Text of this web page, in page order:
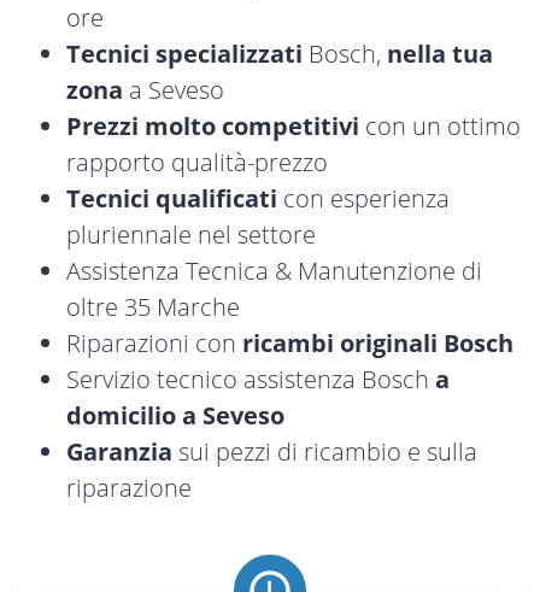
ore
Tecnici specializzati Bosch, nella tua
zona a Seveso
Prezzi molto competitivi con un ottimo
rapporto qualità-prezzo
Tecnici qualificati con esperienza
pluriennale nel settore
Assistenza Tecnica & Manutenzione di
oltre 35 Marche
Riparazioni con ricambi originali Bosch
Servizio tecnico assistenza Bosch a
domicilio a Seveso
Garanzia sui pezzi di ricambio e sulla
riparazione